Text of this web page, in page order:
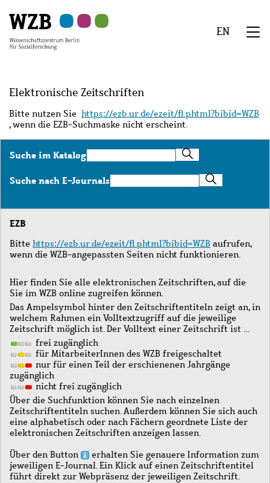
Hauptinhalt
springen
Navigation
springen
Suche
springen
Sekundärnavigation
springen
Fußzeile
springen
EN
Elektronische Zeitschriften
Bitte nutzen Sie https://ezb.ur.de/ezeit/fl.phtml?bibid=WZB
, wenn die EZB-Suchmaske nicht erscheint.
Suche im KatalogSuche
im
Katalog
Suche nach E-JournalsSuche
nach
Journals
EZB
Bitte https://ezb.ur.de/ezeit/fl.phtml?bibid=WZB aufrufen,
wenn die WZB-angepassten Seiten nicht funktionieren.
Hier finden Sie alle elektronischen Zeitschriften, auf die
Sie im WZB online zugreifen können.
Das Ampelsymbol hinter den Zeitschriftentiteln zeigt an, in
welchem Rahmen ein Volltextzugriff auf die jeweilige
Zeitschrift möglich ist. Der Volltext einer Zeitschrift ist …
frei zugänglich
für MitarbeiterInnen des WZB freigeschaltet
nur für einen Teil der erschienenen Jahrgänge
zugänglich
nicht frei zugänglich
Über die Suchfunktion können Sie nach einzelnen
Zeitschriftentiteln suchen. Außerdem können Sie sich auch
eine alphabetisch oder nach Fächern geordnete Liste der
elektronischen Zeitschriften anzeigen lassen.
Über den Button
erhalten Sie genauere Information zum
jeweiligen E-Journal. Ein Klick auf einen Zeitschriftentitel
führt direkt zur Webpräsenz der jeweiligen Zeitschrift.